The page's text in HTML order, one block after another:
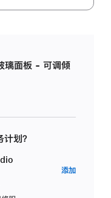
面板 - 可调倾
划？
添加